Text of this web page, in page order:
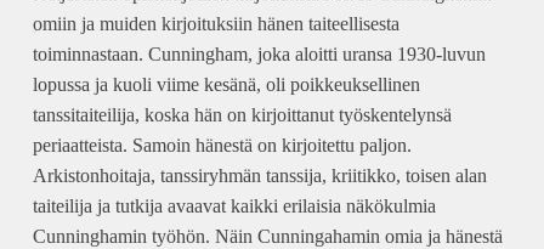
omiin ja muiden kirjoituksiin hänen taiteellisesta
toiminnastaan. Cunningham, joka aloitti uransa 1930-luvun
lopussa ja kuoli viime kesänä, oli poikkeuksellinen
tanssitaiteilija, koska hän on kirjoittanut työskentelynsä
periaatteista. Samoin hänestä on kirjoitettu paljon.
Arkistonhoitaja, tanssiryhmän tanssija, kriitikko, toisen alan
taiteilija ja tutkija avaavat kaikki erilaisia näkökulmia
Cunninghamin työhön. Näin Cunningahamin omia ja hänestä